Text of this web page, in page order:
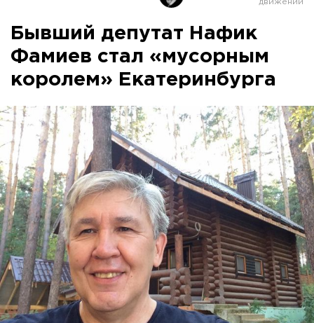
Бывший депутат Нафик
Фамиев стал «мусорным
королем» Екатеринбурга